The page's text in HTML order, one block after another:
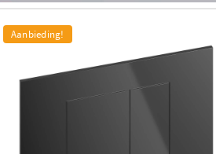
Aanbieding!
Hotbath &More Bedieningspaneel –
Vierkante Druktoetsen – Gepolijst zwart PVD
Vervaardigd door een toonaangevend merk in